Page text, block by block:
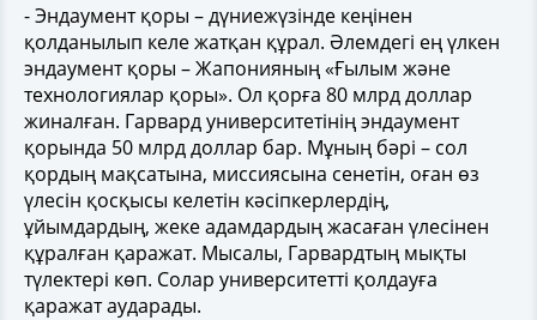
- Эндаумент қоры – дүниежүзінде кеңінен
қолданылып келе жатқан құрал. Әлемдегі ең үлкен
эндаумент қоры – Жапонияның «Ғылым және
технологиялар қоры». Ол қорға 80 млрд доллар
жиналған. Гарвард университетінің эндаумент
қорында 50 млрд доллар бар. Мұның бәрі – сол
қордың мақсатына, миссиясына сенетін, оған өз
үлесін қосқысы келетін кәсіпкерлердің,
ұйымдардың, жеке адамдардың жасаған үлесінен
құралған қаражат. Мысалы, Гарвардтың мықты
түлектері көп. Солар университетті қолдауға
қаражат аударады.